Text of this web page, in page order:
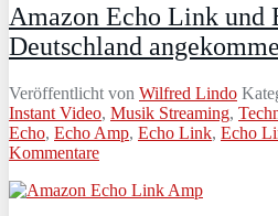
Amazon Echo Link und
Deutschland
Veröffentlicht von Wilfred Lindo
Instant Video, Musik Streaming,
Echo, Echo Amp, Echo Link, Echo
Kommentare